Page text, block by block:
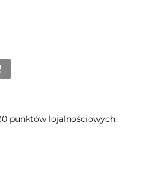
punktów lojalnościowych.